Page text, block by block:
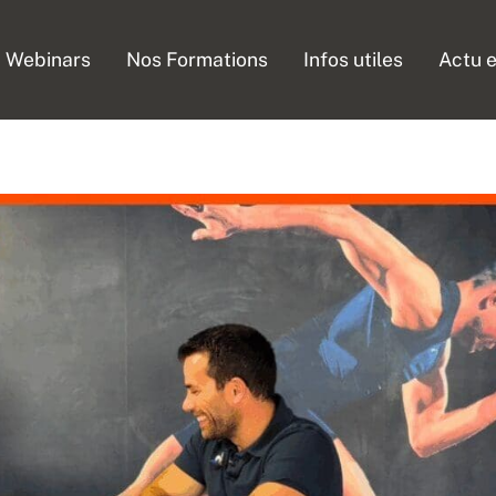
Webinars Nos Formations Infos utiles Actu